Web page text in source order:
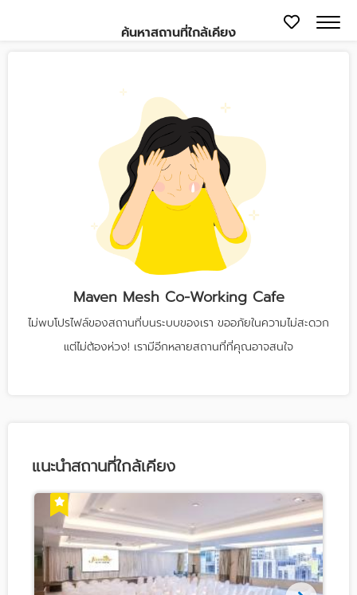
Maven Mesh Co-Working Cafe
ไม่พบโปรไฟล์ของสถานที่บนระบบของเรา ขออภัยในความไม่สะดวก
แต่ไม่ต้องห่วง! เรามีอีกหลายสถานที่ที่คุณอาจสนใจ
ค้นหาสถานที่ใกล้เคียง
แนะนำสถานที่ใกล้เคียง